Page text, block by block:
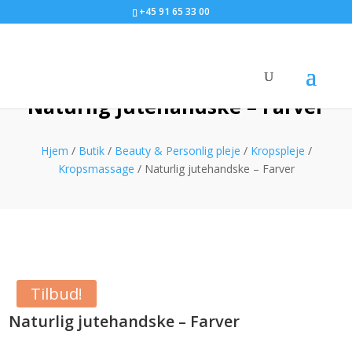
+45 91 65 33 00
Naturlig jutehandske – Farver
Hjem / Butik/ Beauty & Personlig pleje / Kropspleje /
Kropsmassage / Naturlig jutehandske – Farver
Tilbud!
Naturlig jutehandske – Farver